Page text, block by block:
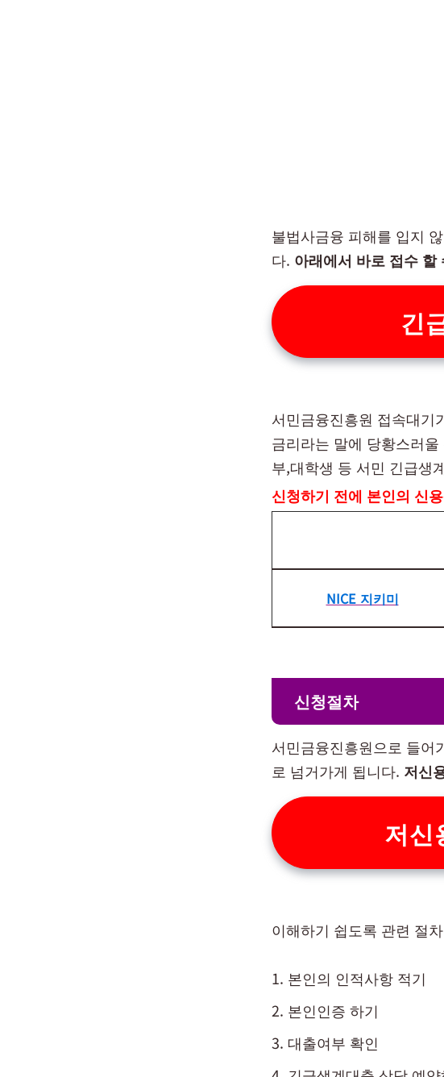
불법사금융 피해를 입지
다. 아래에서 바로 접수 할
긴
서민금융진흥원 접속대기
금리라는 말에 당황스러
부,대학생 등 서민 긴급생
신청하기 전에 본인의 신
NICE 지키미
신청절차
서민금융진흥원으로 들어
로 넘거가게 됩니다. 저신
저신
이해하기 쉽도록 관련 절
본인의 인적사항 적기
본인인증 하기
대출여부 확인